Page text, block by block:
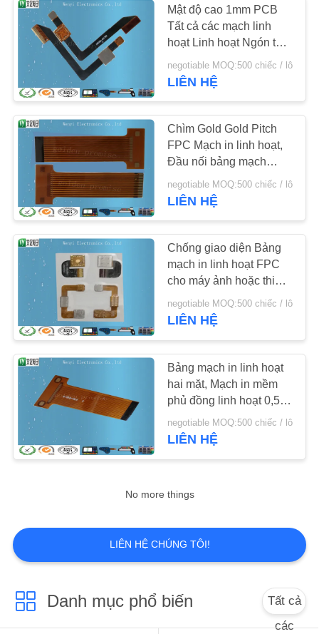
Mạch PET
Đầu nối nhiệt
5
Mái vòm kim loại
xúc giác
10
Công tắc Polydome
Mật độ cao 1mm PCB
Tất cả các mạch linh
hoạt Linh hoạt Ngón tay
mạ thiếc 1-8 Lớp
negotiable MOQ:500 chiếc / lô
LIÊN HỆ
Chìm Gold Gold Pitch
FPC Mạch in linh hoạt,
Đầu nối bảng mạch
Silkscreen
negotiable MOQ:500 chiếc / lô
LIÊN HỆ
Chống giao diện Bảng
mạch in linh hoạt FPC
cho máy ảnh hoặc thiết
bị di động
negotiable MOQ:500 chiếc / lô
LIÊN HỆ
Bảng mạch in linh hoạt
hai mặt, Mạch in mềm
phủ đồng linh hoạt 0,5
negotiable MOQ:500 chiếc / lô
LIÊN HỆ
No more things
LIÊN HỆ CHÚNG TÔI!
Danh mục phổ biến
Tất cả
các